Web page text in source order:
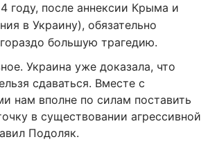
году, после аннексии Крыма и
в Украину), обязательно
большую трагедию.
Украина уже доказала, что
сдаваться. Вместе с
нам вполне по силам поставить
в существовании агрессивной
Подоляк.